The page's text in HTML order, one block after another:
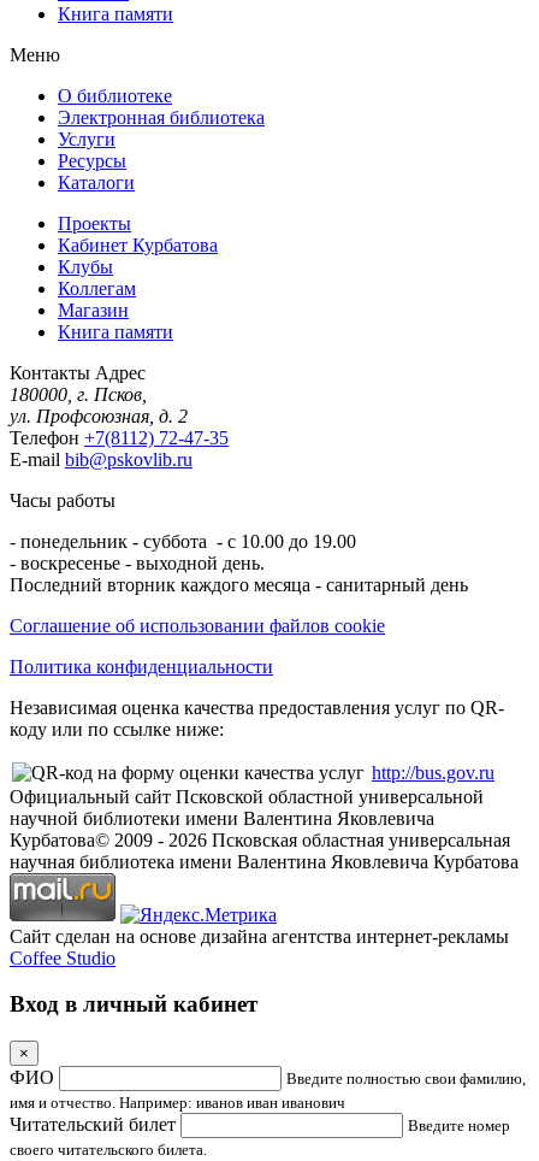
Книга памяти
Меню
О библиотеке
Электронная библиотека
Услуги
Ресурсы
Каталоги
Проекты
Кабинет Курбатова
Клубы
Коллегам
Магазин
Книга памяти
Контакты Адрес
180000, г. Псков,
ул. Профсоюзная, д. 2
Телефон +7(8112) 72-47-35
E-mail bib@pskovlib.ru
Часы работы
- понедельник - суббота - с 10.00 до 19.00
- воскресенье - выходной день.
Последний вторник каждого месяца - санитарный день
Соглашение об использовании файлов cookie
Политика конфиденциальности
Независимая оценка качества предоставления услуг по QR-
коду или по ссылке ниже:
http://bus.gov.ru
Официальный сайт Псковской областной универсальной
научной библиотеки имени Валентина Яковлевича
Курбатова© 2009 - 2026 Псковская областная универсальная
научная библиотека имени Валентина Яковлевича Курбатова
Сайт сделан на основе дизайна агентства интернет-рекламы
Coffee Studio
Вход в личный кабинет
×
ФИО
Введите полностью свои фамилию,
имя и отчество. Например: иванов иван иванович
Читательский билет
Введите номер
своего читательского билета.